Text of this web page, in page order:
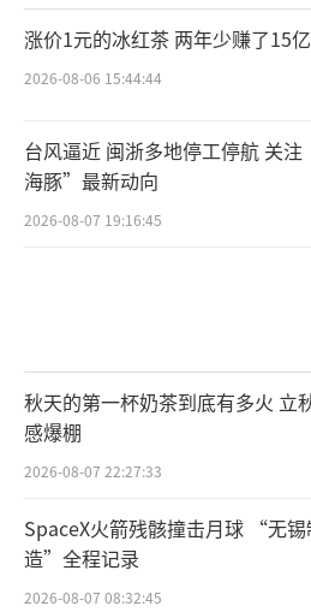
涨价1元的冰红茶 两年少赚了15亿
2026-08-06 15:44:44
台风逼近 闽浙多地停工停航 关
海豚”最新动向
2026-08-07 19:16:45
秋天的第一杯奶茶到底有多火 立
感爆棚
2026-08-07 22:27:33
SpaceX火箭残骸撞击月球 “无锡
造”全程记录
2026-08-07 08:32:45